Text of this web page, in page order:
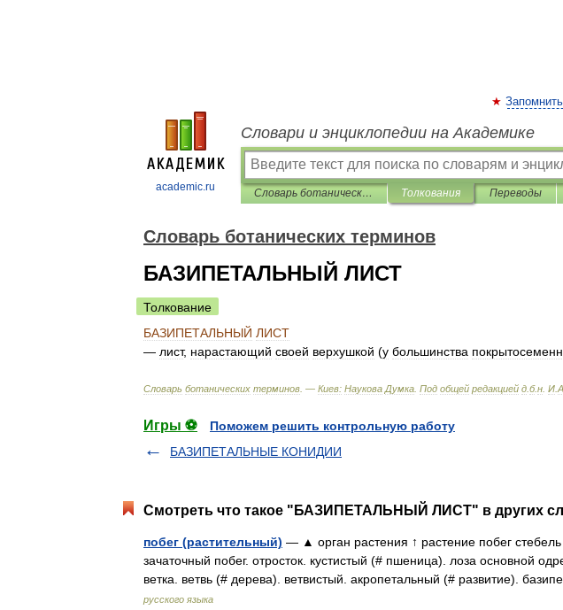
academic.ru
Словари и энциклопедии на Академике
Словарь ботанических терминов Толкования Переводы
Словарь ботанических терминов
БАЗИПЕТАЛЬНЫЙ ЛИСТ
Толкование
БАЗИПЕТАЛЬНЫЙ ЛИСТ
— лист, нарастающий своей верхушкой (у большинства
Словарь ботанических терминов . — Киев: Наукова Думка Под общей редакцией д б.н И А
Игры ⚽
Поможем решить контрольную работу
БАЗИПЕТАЛЬНЫЕ КОНИДИИ
Смотреть что такое "БАЗИПЕТАЛЬНЫЙ ЛИСТ" в других
побег (растительный) — ▲ орган растения ↑ растение побег
зачаточный побег. отросток. кустистый (# пшеница). лоза основной
ветка. ветвь (# дерева). ветвистый. акропетальный (# развитие).
русского языка